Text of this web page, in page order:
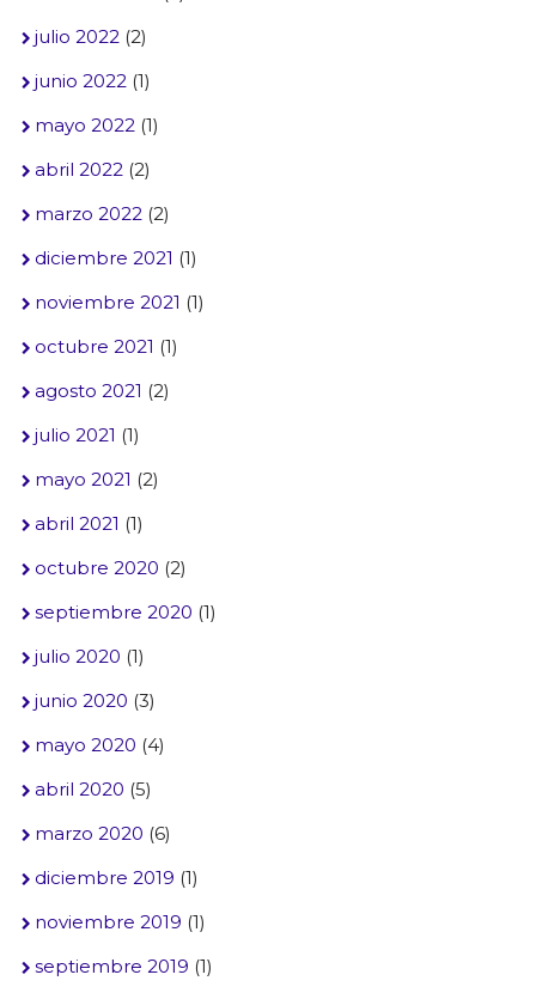
julio 2022(2)
junio 2022(1)
mayo 2022(1)
abril 2022(2)
marzo 2022(2)
diciembre 2021 (1)
noviembre 2021 (1)
octubre 2021 (1)
agosto 2021 (2)
julio 2021 (1)
mayo 2021 (2)
abril 2021 (1)
octubre 2020 (2)
septiembre 2020 (1)
julio 2020 (1)
junio 2020 (3)
mayo 2020 (4)
abril 2020 (5)
marzo 2020 (6)
diciembre 2019 (1)
noviembre 2019 (1)
septiembre 2019 (1)